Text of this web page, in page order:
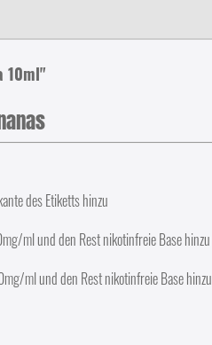
10ml"
des Etiketts hinzu
ml und den Rest nikotinfreie Base hinzu
ml und den Rest nikotinfreie Base hinzu